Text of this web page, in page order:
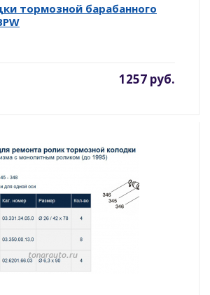
тормозной барабанного
1257 руб.